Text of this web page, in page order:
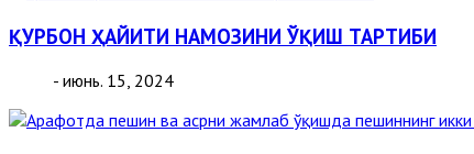
ҚУРБОН ҲАЙИТИ НАМОЗИНИ ЎҚИШ ТАРТИБИ
- июнь. 15, 2024